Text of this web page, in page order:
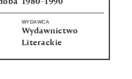
1980-1990
WYDAWCA
Wydawnictwo
Literackie